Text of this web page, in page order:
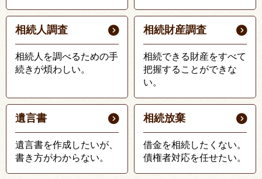
相続人調査
相続人を調べるための手
続きが煩わしい。
相続財産調査
相続できる財産をすべて
把握することができな
い。
遺言書
遺言書を作成したいが、
書き方がわからない。
相続放棄
借金を相続したくない。
債権者対応を任せたい。